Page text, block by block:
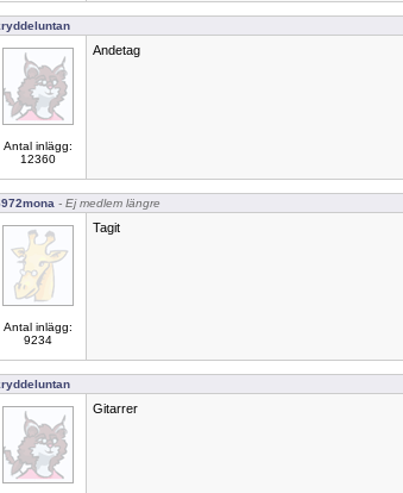
Antal inlägg:
12360
Andetag
- Ej medlem längre
Antal inlägg:
9234
Tagit
Gitarrer